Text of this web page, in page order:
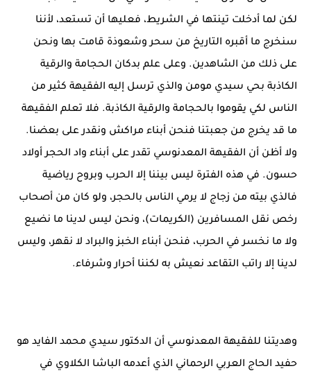
لكن لما أدخلت تينتها في الشريط، فعليها أن تستعد، لأننا
سنخرج ما أقبره التاريخ من سحر وشعوذة قامت بها ونحن
على ذلك من الشاهدين. وعلى علم بدكان الحجامة والرقية
الكاذبة بحي سيدي مومن والذي ترسل إليه الفقيهة كثير من
الناس لكي يقوموا بالحجامة والرقية الكاذبة. فلا تعلم الفقيهة
ما قد يخرج من جعبتنا فنحن أبناء مراكش ونقدر على بعضنا.
ولا أظن أن الفقيهة المعدنوسي تقدر على أبناء واد الحجر أولاد
حسون. في هذه الفترة ليس بيننا إلا الحرب وبروح رياضية
فالذي بيته من زجاج لا يرمي الناس بالحجر، ولو كان من أصحاب
رخص نقل المسافرين (الكريمات)، ونحن ليس لدينا ما نضيع
ولا ما نخسر في الحرب، فنحن أبناء الخبز والبراد لا نقهر، وليس
لدينا إلا راتب التقاعد نعيش به لكننا أحرار وشرفاء.
وهديتنا للفقيهة المعدنوسي أن الدكتور سيدي محمد الفايد هو
حفيد الحاج العربي الرحماني الذي أعدمه الباشا الكلاوي في